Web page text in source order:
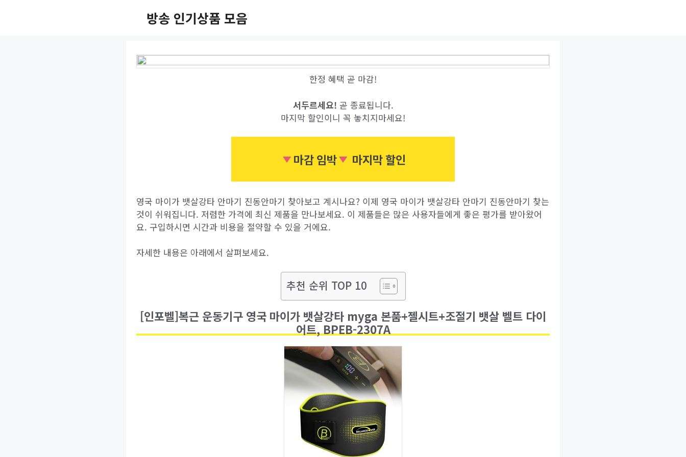
방송 인기상품 모음
한정 혜택 곧 마감!
서두르세요! 곧 종료됩니다.
마지막 할인이니 꼭 놓치지마세요!
마감 임박 마지막 할인
영국 마이가 뱃살강타 안마기 진동안마기 찾아보고 계시나요? 이제 영국 마이가 뱃살강타 안마기 진동안마기 찾는
것이 쉬워집니다. 저렴한 가격에 최신 제품을 만나보세요. 이 제품들은 많은 사용자들에게 좋은 평가를 받아왔어
요. 구입하시면 시간과 비용을 절약할 수 있을 거에요.
자세한 내용은 아래에서 살펴보세요.
추천 순위 TOP 10
[인포벨]복근 운동기구 영국 마이가 뱃살강타 myga 본품+젤시트+조절기 뱃살 벨트 다이
어트, BPEB-2307A